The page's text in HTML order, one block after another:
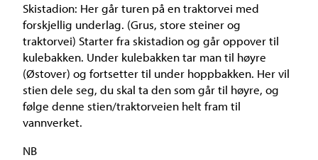
Skistadion: Her går turen på en traktorvei med
forskjellig underlag. (Grus, store steiner og
traktorvei) Starter fra skistadion og går oppover til
kulebakken. Under kulebakken tar man til høyre
(Østover) og fortsetter til under hoppbakken. Her vil
stien dele seg, du skal ta den som går til høyre, og
følge denne stien/traktorveien helt fram til
vannverket.
NB